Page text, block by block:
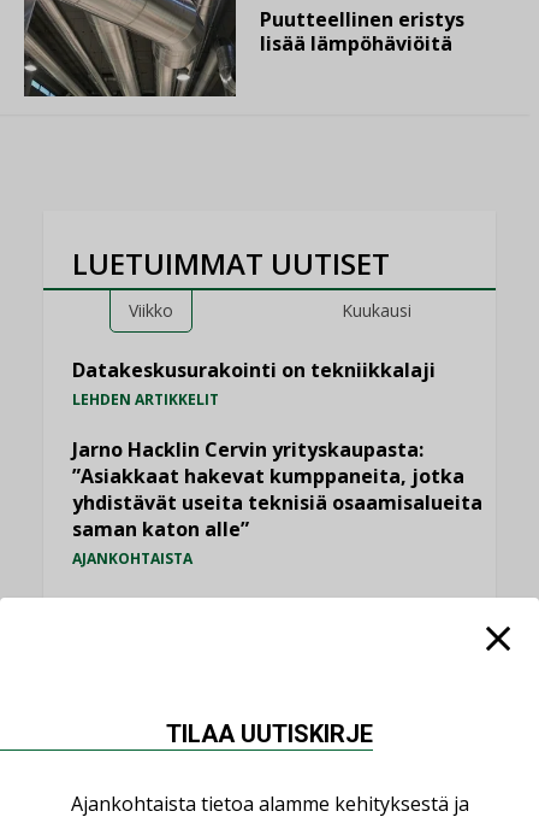
Puutteellinen eristys
lisää lämpöhäviöitä
LUETUIMMAT UUTISET
Viikko Kuukausi
Datakeskusurakointi on tekniikkalaji
LEHDEN ARTIKKELIT
Jarno Hacklin Cervin yrityskaupasta:
”Asiakkaat hakevat kumppaneita, jotka
yhdistävät useita teknisiä osaamisalueita
saman katon alle”
AJANKOHTAISTA
Puutteellinen eristys lisää lämpöhäviöitä
TILAA UUTISKIRJE
Ajankohtaista tietoa alamme kehityksestä ja